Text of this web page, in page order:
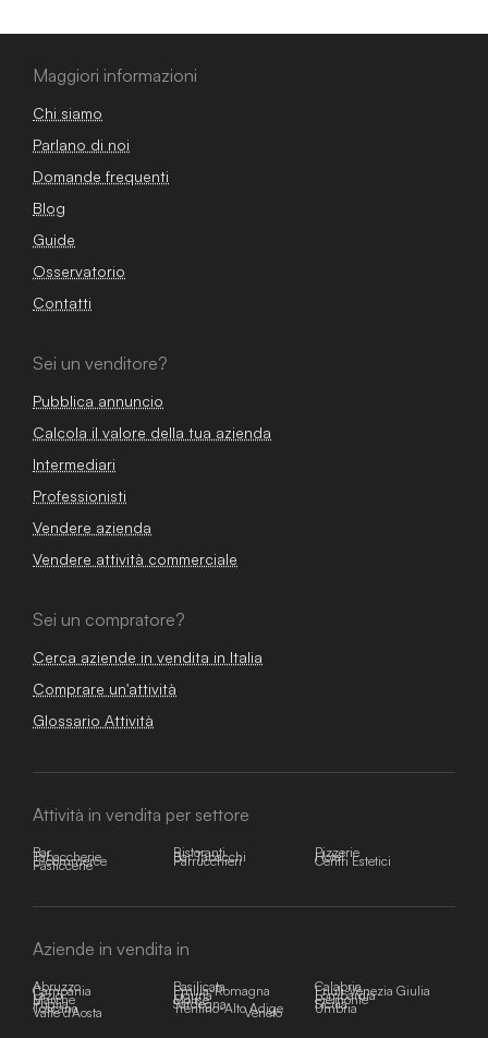
Maggiori informazioni
Chi siamo
Parlano di noi
Domande frequenti
Blog
Guide
Osservatorio
Contatti
Sei un venditore?
Pubblica annuncio
Calcola il valore della tua azienda
Intermediari
Professionisti
Vendere azienda
Vendere attività commerciale
Sei un compratore?
Cerca aziende in vendita in Italia
Comprare un'attività
Glossario Attività
Attività in vendita per settore
Bar Ristoranti Pizzerie
Tabaccherie Bar Tabacchi Hotel
E-commerce Parrucchieri Centri Estetici
Pasticcerie
Aziende in vendita in
Abruzzo Basilicata Calabria
Campania Emilia-Romagna Friuli-Venezia Giulia
Lazio Liguria Lombardia
Marche Molise Piemonte
Puglia Sardegna Sicilia
Toscana Trentino-Alto Adige Umbria
Valle d'Aosta Veneto